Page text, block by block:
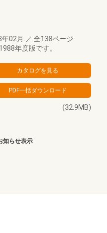
年02月 ／ 全138ページ
年度版です。
(32.9MB)
知らせ表示